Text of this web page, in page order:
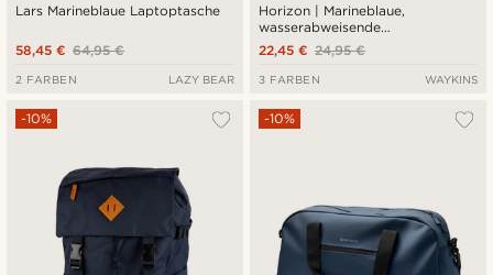
Lars Marineblaue Laptoptasche
64,95 €
58,45 €
2 FARBEN LAZY BEAR
Horizon | Marineblaue,
wasserabweisende
Umhängetasche
24,95 €
22,45 €
3 FARBEN WAYKINS
-10% -10%